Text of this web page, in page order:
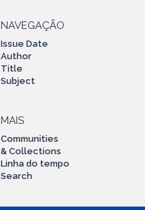
NAVEGAÇÃO
Issue Date
Author
Title
Subject
MAIS
Communities
& Collections
Linha do tempo
Search